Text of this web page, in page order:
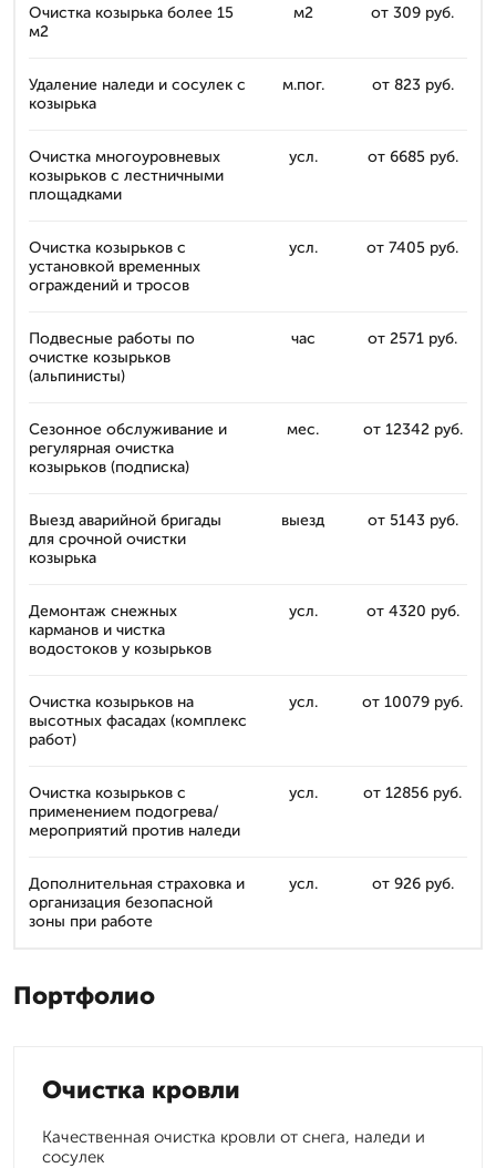
Очистка козырька более 15
м2
м2 от 309 руб.
Удаление наледи и сосулек с
козырька
м.пог. от 823 руб.
Очистка многоуровневых
козырьков с лестничными
площадками
усл. от 6685 руб.
Очистка козырьков с
установкой временных
ограждений и тросов
усл. от 7405 руб.
Подвесные работы по
очистке козырьков
(альпинисты)
час от 2571 руб.
Сезонное обслуживание и
регулярная очистка
козырьков (подписка)
мес. от 12342 руб.
Выезд аварийной бригады
для срочной очистки
козырька
выезд от 5143 руб.
Демонтаж снежных
карманов и чистка
водостоков у козырьков
усл. от 4320 руб.
Очистка козырьков на
высотных фасадах (комплекс
работ)
усл. от 10079 руб.
Очистка козырьков с
применением подогрева/
мероприятий против наледи
усл. от 12856 руб.
Дополнительная страховка и
организация безопасной
зоны при работе
усл. от 926 руб.
Портфолио
Очистка кровли
Качественная очистка кровли от снега, наледи и
сосулек